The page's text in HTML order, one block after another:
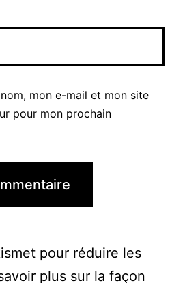
mon e-mail et mon site
pour mon prochain
pour réduire les
plus sur la façon